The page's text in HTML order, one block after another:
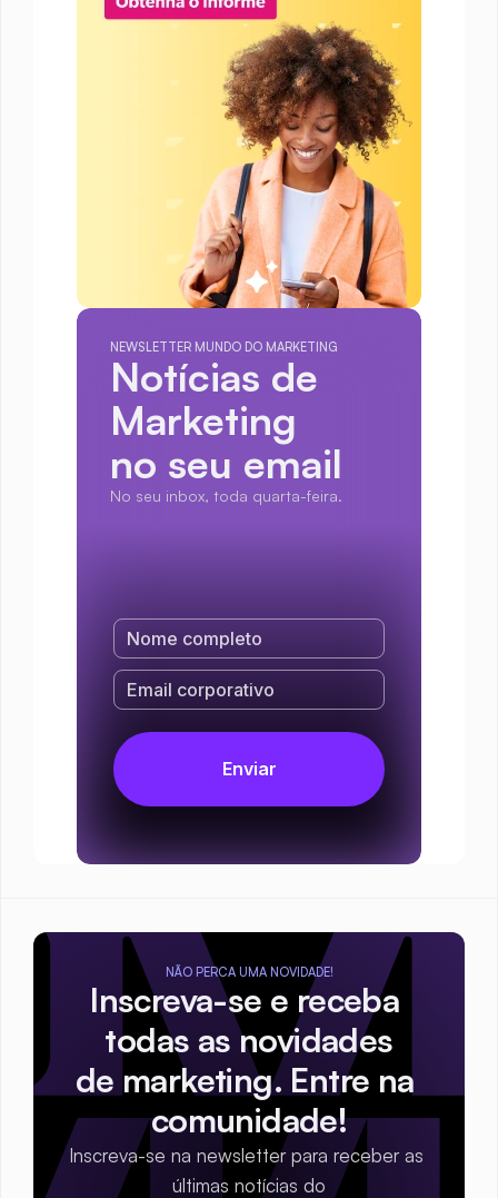
NEWSLETTER MUNDO DO MARKETING
Notícias de
Marketing
no seu email
No seu inbox, toda quarta-feira.
NÃO PERCA UMA NOVIDADE!
Inscreva-se e receba
todas as novidades
de marketing. Entre na
comunidade!
Inscreva-se na newsletter para receber as
últimas notícias do